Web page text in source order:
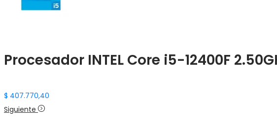
Procesador INTEL Core i5-12400F
$ 407.770,40
Siguiente